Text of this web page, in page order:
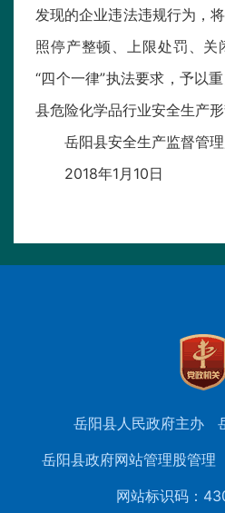
发现的企业违法违规行为，
照停产整顿、上限处罚、
“四个一律”执法要求，予以
县危险化学品行业安全生产形
岳阳县安全生产监督管
2018年1月10日
岳阳县人民政府主办
岳阳县政府网站管理股管理
网站标识码：